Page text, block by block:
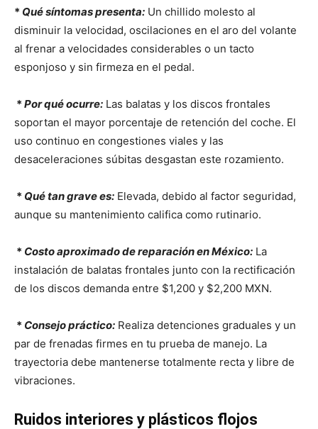
* Qué síntomas presenta: Un chillido molesto al
disminuir la velocidad, oscilaciones en el aro del volante
al frenar a velocidades considerables o un tacto
esponjoso y sin firmeza en el pedal.
* Por qué ocurre: Las balatas y los discos frontales
soportan el mayor porcentaje de retención del coche. El
uso continuo en congestiones viales y las
desaceleraciones súbitas desgastan este rozamiento.
* Qué tan grave es: Elevada, debido al factor seguridad,
aunque su mantenimiento califica como rutinario.
* Costo aproximado de reparación en México: La
instalación de balatas frontales junto con la rectificación
de los discos demanda entre $1,200 y $2,200 MXN.
* Consejo práctico: Realiza detenciones graduales y un
par de frenadas firmes en tu prueba de manejo. La
trayectoria debe mantenerse totalmente recta y libre de
vibraciones.
Ruidos interiores y plásticos flojos